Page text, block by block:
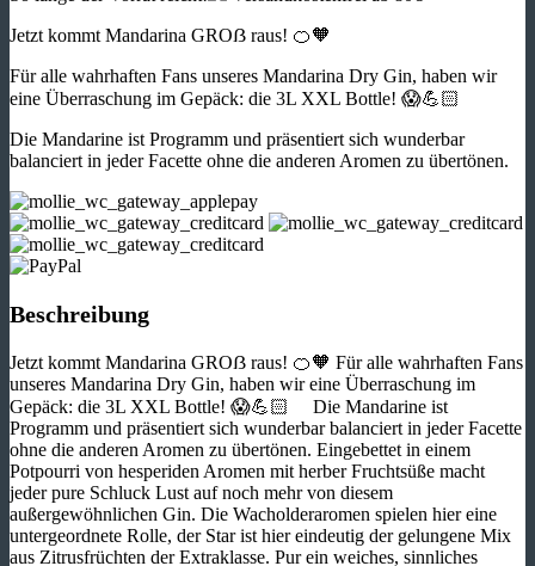
Jetzt kommt Mandarina GROẞ raus! 🍊🧡
Für alle wahrhaften Fans unseres Mandarina Dry Gin, haben wir
eine Überraschung im Gepäck: die 3L XXL Bottle! 😱💪🏻
Die Mandarine ist Programm und präsentiert sich wunderbar
balanciert in jeder Facette ohne die anderen Aromen zu übertönen.
Beschreibung
Jetzt kommt Mandarina GROẞ raus! 🍊🧡 Für alle wahrhaften Fans
unseres Mandarina Dry Gin, haben wir eine Überraschung im
Gepäck: die 3L XXL Bottle! 😱💪🏻 Die Mandarine ist
Programm und präsentiert sich wunderbar balanciert in jeder Facette
ohne die anderen Aromen zu übertönen. Eingebettet in einem
Potpourri von hesperiden Aromen mit herber Fruchtsüße macht
jeder pure Schluck Lust auf noch mehr von diesem
außergewöhnlichen Gin. Die Wacholderaromen spielen hier eine
untergeordnete Rolle, der Star ist hier eindeutig der gelungene Mix
aus Zitrusfrüchten der Extraklasse. Pur ein weiches, sinnliches